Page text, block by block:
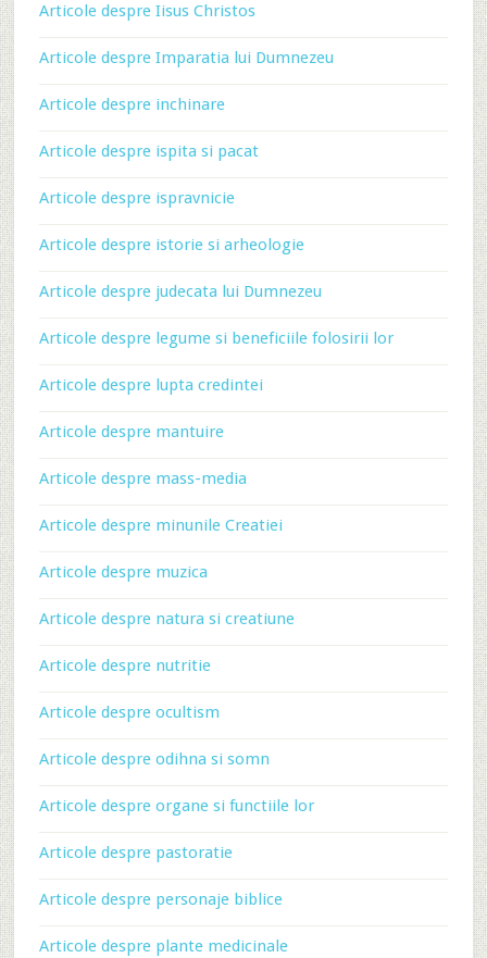
Articole despre Iisus Christos
Articole despre Imparatia lui Dumnezeu
Articole despre inchinare
Articole despre ispita si pacat
Articole despre ispravnicie
Articole despre istorie si arheologie
Articole despre judecata lui Dumnezeu
Articole despre legume si beneficiile folosirii lor
Articole despre lupta credintei
Articole despre mantuire
Articole despre mass-media
Articole despre minunile Creatiei
Articole despre muzica
Articole despre natura si creatiune
Articole despre nutritie
Articole despre ocultism
Articole despre odihna si somn
Articole despre organe si functiile lor
Articole despre pastoratie
Articole despre personaje biblice
Articole despre plante medicinale